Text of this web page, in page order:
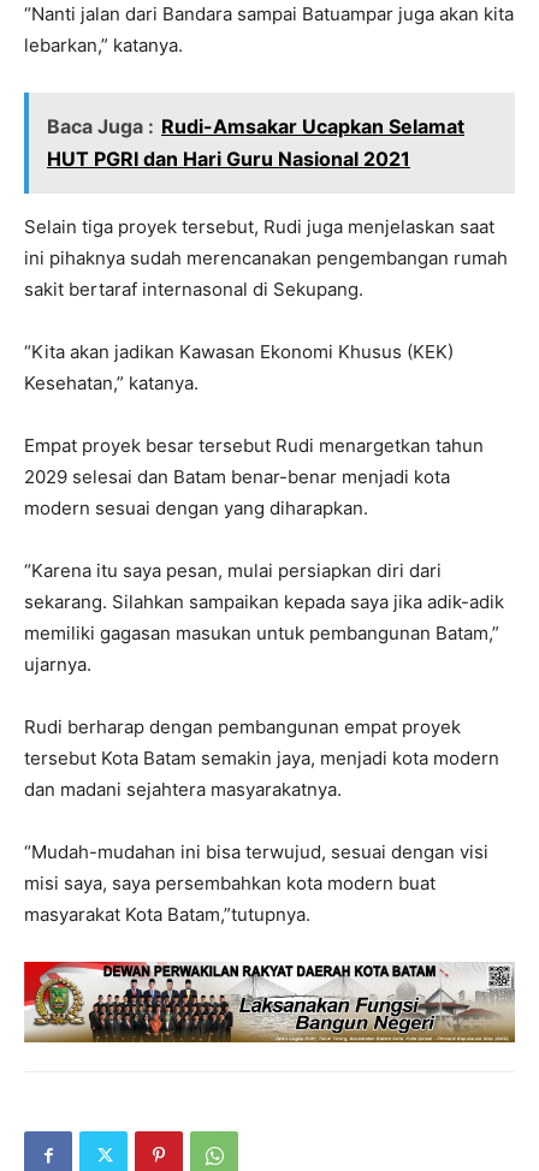
“Nanti jalan dari Bandara sampai Batuampar juga akan kita
lebarkan,” katanya.
Baca Juga : Rudi-Amsakar Ucapkan Selamat
HUT PGRI dan Hari Guru Nasional 2021
Selain tiga proyek tersebut, Rudi juga menjelaskan saat
ini pihaknya sudah merencanakan pengembangan rumah
sakit bertaraf internasonal di Sekupang.
“Kita akan jadikan Kawasan Ekonomi Khusus (KEK)
Kesehatan,” katanya.
Empat proyek besar tersebut Rudi menargetkan tahun
2029 selesai dan Batam benar-benar menjadi kota
modern sesuai dengan yang diharapkan.
“Karena itu saya pesan, mulai persiapkan diri dari
sekarang. Silahkan sampaikan kepada saya jika adik-adik
memiliki gagasan masukan untuk pembangunan Batam,”
ujarnya.
Rudi berharap dengan pembangunan empat proyek
tersebut Kota Batam semakin jaya, menjadi kota modern
dan madani sejahtera masyarakatnya.
“Mudah-mudahan ini bisa terwujud, sesuai dengan visi
misi saya, saya persembahkan kota modern buat
masyarakat Kota Batam,”tutupnya.